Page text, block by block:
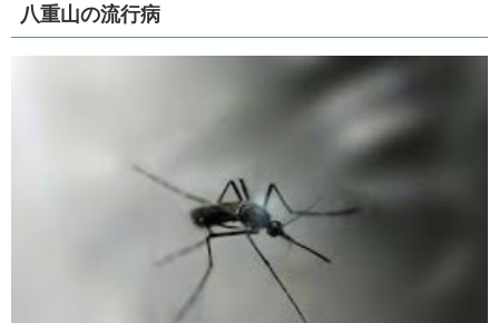
八重山の流行病